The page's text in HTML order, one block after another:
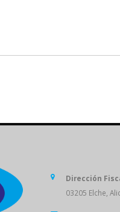
Dirección
03205 Elche,